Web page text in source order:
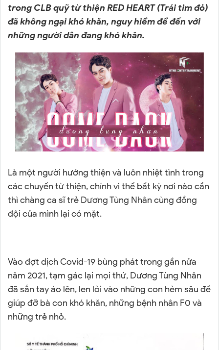
trong CLB quỹ từ thiện RED HEART (Trái tim đỏ)
đã không ngại khó khăn, nguy hiểm để đến với
những người dân đang khó khăn.
Là một người hướng thiện và luôn nhiệt tình trong
các chuyến từ thiện, chính vì thế bất kỳ nơi nào cần
thì chàng ca sĩ trẻ Dương Tùng Nhân cùng đồng
đội của mình lại có mặt.
Vào đợt dịch Covid-19 bùng phát trong gần nửa
năm 2021, tạm gác lại mọi thứ, Dương Tùng Nhân
đã sắn tay áo lên, len lỏi vào những con hẻm sâu để
giúp đỡ bà con khó khăn, những bệnh nhân F0 và
những trẻ nhỏ.